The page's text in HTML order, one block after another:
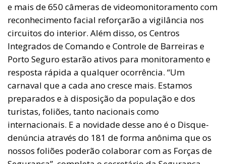
e mais de 650 câmeras de videomonitoramento com
reconhecimento facial reforçarão a vigilância nos
circuitos do interior. Além disso, os Centros
Integrados de Comando e Controle de Barreiras e
Porto Seguro estarão ativos para monitoramento e
resposta rápida a qualquer ocorrência. “Um
carnaval que a cada ano cresce mais. Estamos
preparados e à disposição da população e dos
turistas, foliões, tanto nacionais como
internacionais. E a novidade desse ano é o Disque-
denúncia através do 181 de forma anônima que os
nossos foliões poderão colaborar com as Forças de